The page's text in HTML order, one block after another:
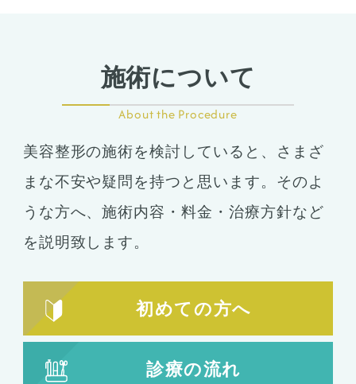
施術について
About the Procedure
美容整形の施術を検討していると、さまざ
まな不安や疑問を持つと思います。そのよ
うな方へ、施術内容・料金・治療方針など
を説明致します。
初めての方へ
診療の流れ